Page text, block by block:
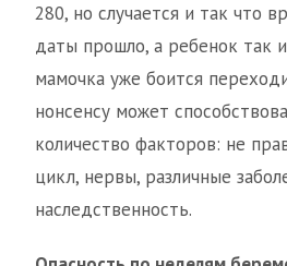
280, но случается и так что
даты прошло, а ребенок так
мамочка уже боится
нонсенсу может
количество факторов: не
цикл, нервы, различные
наследственность.